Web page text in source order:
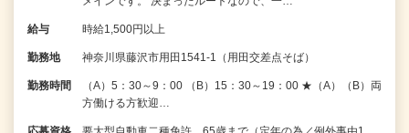
給与 時給1,500円以上
勤務地 神奈川県藤沢市用田1541-1（用田交差点そば）
勤務時間
（A）5：30～9：00 （B）15：30～19：00 ★（A）（B）両
方働ける方歓迎…